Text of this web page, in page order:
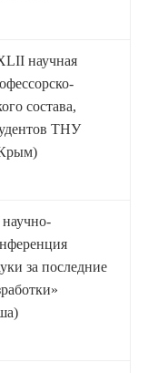
научная
состава,
ТНУ
за последние